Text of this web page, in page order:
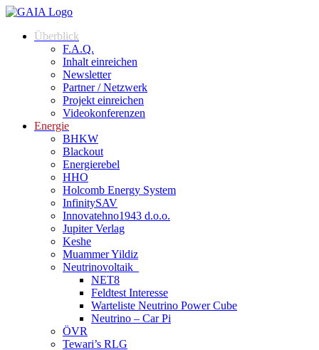
Überblick
F.A.Q.
Inhalt einreichen
Newsletter
Partner / Netzwerk
Projekt einreichen
Videokonferenzen
Energie
BHKW
Blackout
Energierebel
HHO
Holcomb Energy System
InfinitySAV
Innovatehno1943 d.o.o.
Jupiter Verlag
Keshe
Muammer Yildiz
Neutrinovoltaik
NET8
Feldtest Interesse
Warteliste Neutrino Power Cube
Neutrino – Car Pi
ÖVR
Tewari’s RLG